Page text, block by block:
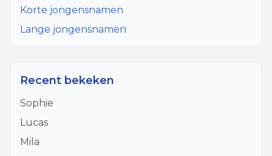
Korte jongensnamen
Lange jongensnamen
Recent bekeken
Sophie
Lucas
Mila